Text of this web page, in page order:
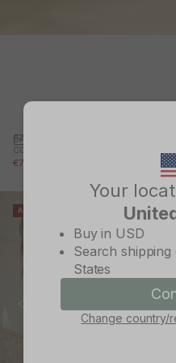
Your
Buy in USD
Search
States
Change country/
Change
BAILARINA TRENZADA
CORA
PRECIO DE OFERTA
€76,99 EUR
AHORRA 30%